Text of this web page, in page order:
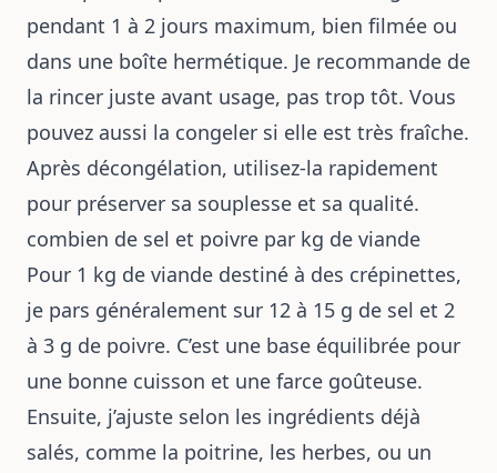
pendant 1 à 2 jours maximum, bien filmée ou
dans une boîte hermétique. Je recommande de
la rincer juste avant usage, pas trop tôt. Vous
pouvez aussi la congeler si elle est très fraîche.
Après décongélation, utilisez-la rapidement
pour préserver sa souplesse et sa qualité.
combien de sel et poivre par kg de viande
Pour 1 kg de viande destiné à des crépinettes,
je pars généralement sur 12 à 15 g de sel et 2
à 3 g de poivre. C’est une base équilibrée pour
une bonne cuisson et une farce goûteuse.
Ensuite, j’ajuste selon les ingrédients déjà
salés, comme la poitrine, les herbes, ou un